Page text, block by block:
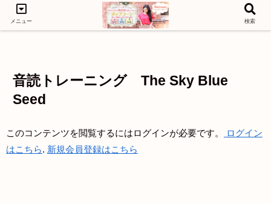
音読トレーニング The Sky Blue
Seed
このコンテンツを閲覧するにはログインが必要です。
ログイン
はこちら. 新規会員登録はこちら
メニュー 検索